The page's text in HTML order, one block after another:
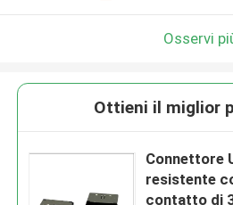
Osservi
Ottieni il miglior
Connettore
resistente
contatto di